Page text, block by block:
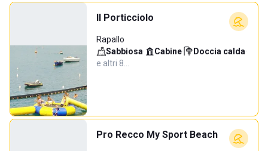
Il Porticciolo
Rapallo
Sabbiosa· Cabine· Doccia calda·
e altri 8…
Pro Recco My Sport Beach